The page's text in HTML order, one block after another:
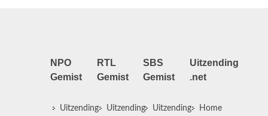
NPO
Gemist
Uitzending
RTL
Gemist
Uitzending
SBS
Gemist
Uitzending
Uitzending
.net
Home